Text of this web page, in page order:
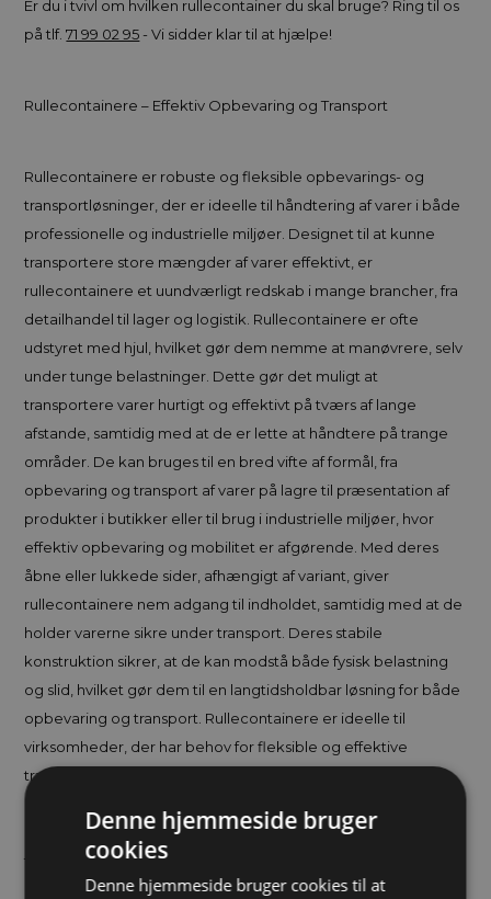
Er du i tvivl om hvilken rullecontainer du skal bruge? Ring til os
på tlf.71 99 02 95 - Vi sidder klar til at hjælpe!
Rullecontainere – Effektiv Opbevaring og Transport
Rullecontainere er robuste og fleksible opbevarings- og
transportløsninger, der er ideelle til håndtering af varer i både
professionelle og industrielle miljøer. Designet til at kunne
transportere store mængder af varer effektivt, er
rullecontainere et uundværligt redskab i mange brancher, fra
detailhandel til lager og logistik. Rullecontainere er ofte
udstyret med hjul, hvilket gør dem nemme at manøvrere, selv
under tunge belastninger. Dette gør det muligt at
transportere varer hurtigt og effektivt på tværs af lange
afstande, samtidig med at de er lette at håndtere på trange
områder. De kan bruges til en bred vifte af formål, fra
opbevaring og transport af varer på lagre til præsentation af
produkter i butikker eller til brug i industrielle miljøer, hvor
effektiv opbevaring og mobilitet er afgørende. Med deres
åbne eller lukkede sider, afhængigt af variant, giver
rullecontainere nem adgang til indholdet, samtidig med at de
holder varerne sikre under transport. Deres stabile
konstruktion sikrer, at de kan modstå både fysisk belastning
og slid, hvilket gør dem til en langtidsholdbar løsning for både
opbevaring og transport. Rullecontainere er ideelle til
virksomheder, der har behov for fleksible og effektive
transportløsninger, der sparer tid og forbedrer
manøvredygtighed gør dem til en praktisk løsning i mange
forskellige sammenhænge.
Denne hjemmeside bruger
cookies
Denne hjemmeside bruger cookies til at